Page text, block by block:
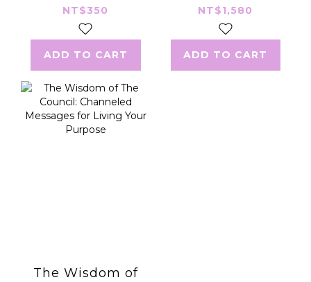
People:Stress-
Beating
Time to
Meditate
NT$350
ADD TO CART
NT$1,580
ADD TO CART
The Wisdom of